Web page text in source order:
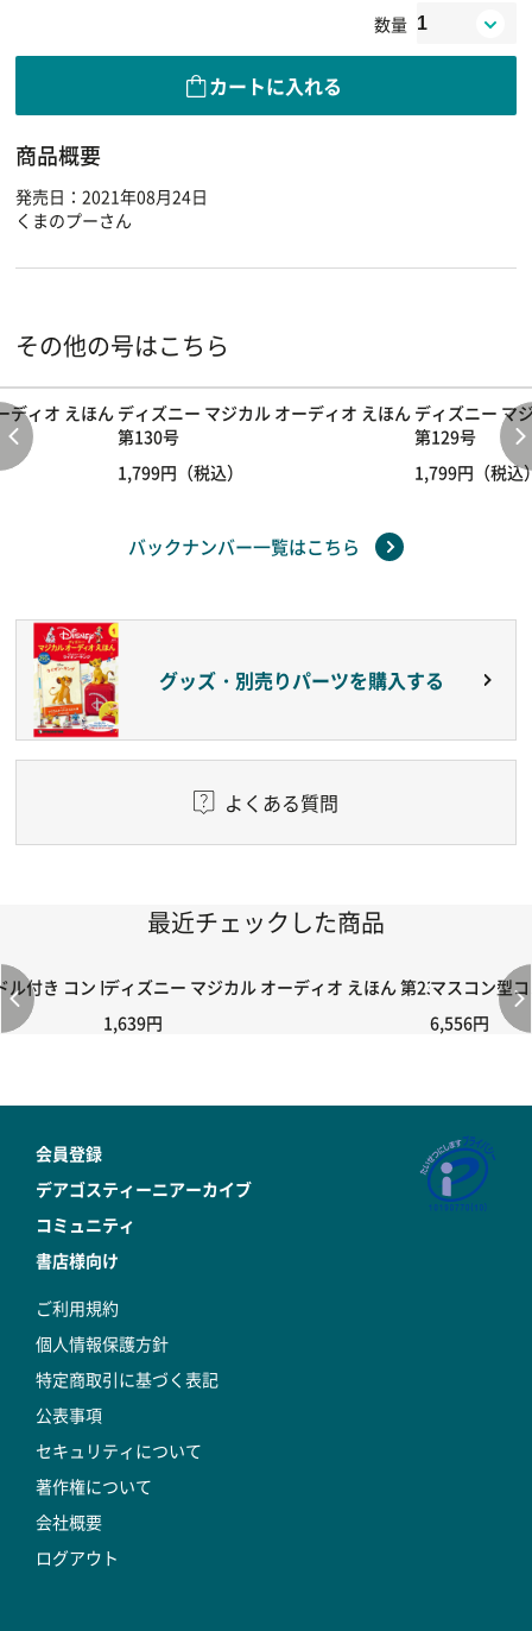
数量
カートに入れる
商品概要
発売日：2021年08月24日
くまのプーさん
その他の号はこちら
ディオ えほん ディズニー マジカル オーディオ えほん
第130号
1,799円（税込）
ディズニー マ
第129号
1,799円（税込
バックナンバー一覧はこちら
グッズ・別売りパーツを購入する
よくある質問
最近チェックした商品
付き コントローラー＆ポイント切り替えスイッチRC-02/C002 /
ディズニー マジカル オーディオ えほん 第23号
1,639円
マスコン型
6,556円
会員登録
デアゴスティーニアーカイブ
コミュニティ
書店様向け
ご利用規約
個人情報保護方針
特定商取引に基づく表記
公表事項
セキュリティについて
著作権について
会社概要
ログアウト